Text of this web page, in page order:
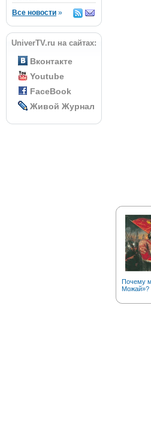
Все новости »
UniverTV.ru на сайтах:
Вконтакте
Youtube
FaceBook
Живой Журнал
Почему
Можай»?